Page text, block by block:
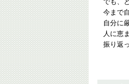
今まで
自分に
人に恵
振り返